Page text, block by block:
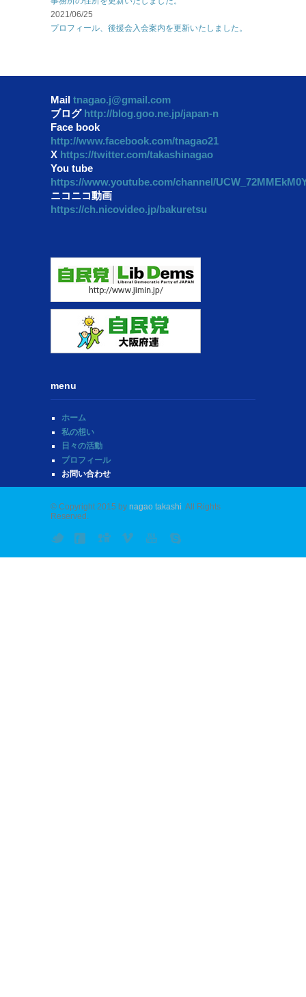
2021/06/25
プロフィール、後援会入会案内を更新いたしました。
Mail tnagao.j@gmail.com
ブログ http://blog.goo.ne.jp/japan-n
Face book
http://www.facebook.com/tnagao21
X https://twitter.com/takashinagao
You tube
https://www.youtube.com/channel/
ニコニコ動画
https://ch.nicovideo.jp/bakuretsu
menu
ホーム
私の想い
日々の活動
プロフィール
お問い合わせ
© Copyright 2015 by nagao takashi. All Rights
Reserved.